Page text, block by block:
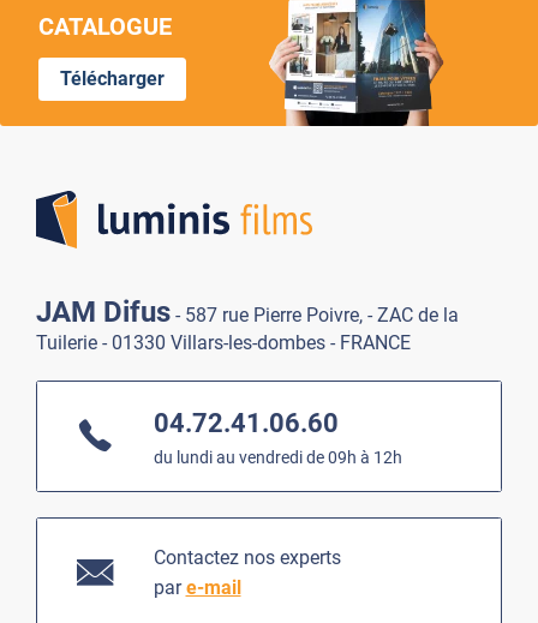
CATALOGUE
Télécharger
JAM Difus - 587 rue Pierre Poivre, - ZAC de la
Tuilerie - 01330 Villars-les-dombes - FRANCE
04.72.41.06.60
du lundi au vendredi de 09h à 12h
Contactez nos experts
pare-mail